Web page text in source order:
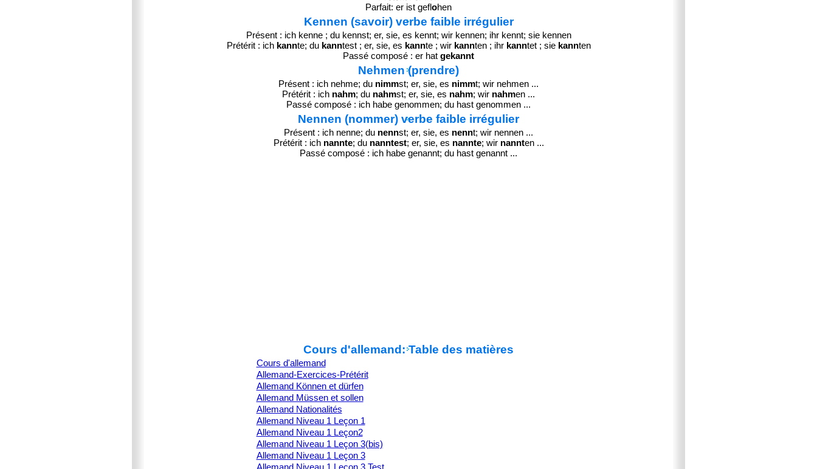
Parfait: er ist geflohen
Kennen (savoir) verbe faible irrégulier
Présent : ich kenne ; du kennst; er, sie, es kennt; wir kennen; ihr kennt; sie kennen
Prétérit : ich kannte; du kanntest ; er, sie, es kannte ; wir kannten ; ihr kanntet ; sie kannten
Passé composé : er hat gekannt
Nehmen (prendre)
Présent : ich nehme; du nimmst; er, sie, es nimmt; wir nehmen ...
Prétérit : ich nahm; du nahmst; er, sie, es nahm; wir nahmen ...
Passé composé : ich habe genommen; du hast genommen ...
Nennen (nommer) verbe faible irrégulier
Présent : ich nenne; du nennst; er, sie, es nennt; wir nennen ...
Prétérit : ich nannte; du nanntest; er, sie, es nannte; wir nannten ...
Passé composé : ich habe genannt; du hast genannt ...
Cours d'allemand: Table des matières
Cours d'allemand
Allemand-Exercices-Prétérit
Allemand Können et dürfen
Allemand Müssen et sollen
Allemand Nationalités
Allemand Niveau 1 Leçon 1
Allemand Niveau 1 Leçon2
Allemand Niveau 1 Leçon 3(bis)
Allemand Niveau 1 Leçon 3
Allemand Niveau 1 Leçon 3 Test